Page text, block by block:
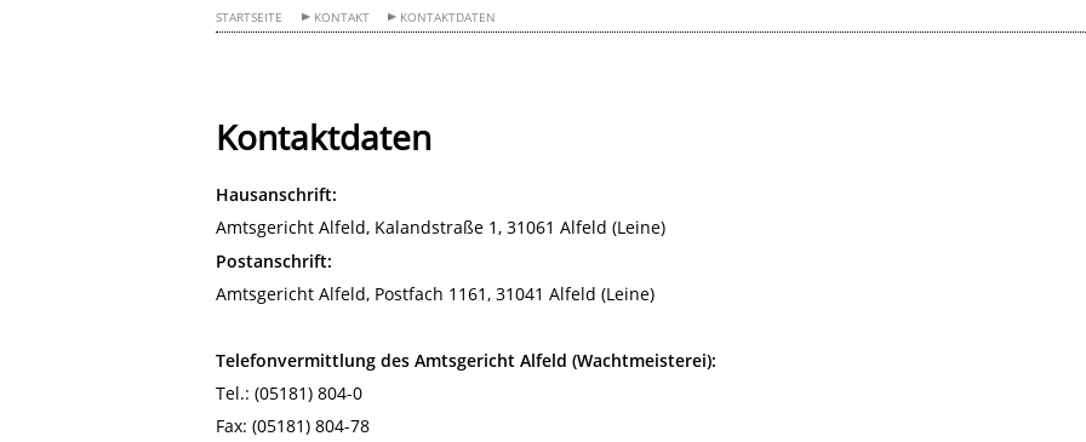
STARTSEITE KONTAKT KONTAKTDATEN
Kontaktdaten
Hausanschrift:
Amtsgericht Alfeld, Kalandstraße 1, 31061 Alfeld (Leine)
Postanschrift:
Amtsgericht Alfeld, Postfach 1161, 31041 Alfeld (Leine)
Telefonvermittlung des Amtsgericht Alfeld (Wachtmeisterei):
Tel.: (05181) 804-0
Fax: (05181) 804-78